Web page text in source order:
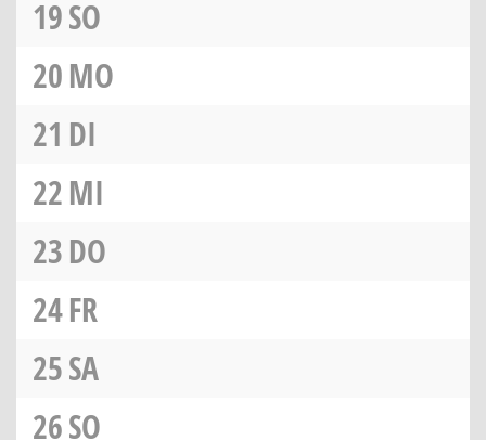
19SO
20MO
21 DI
22MI
23DO
24FR
25SA
26SO